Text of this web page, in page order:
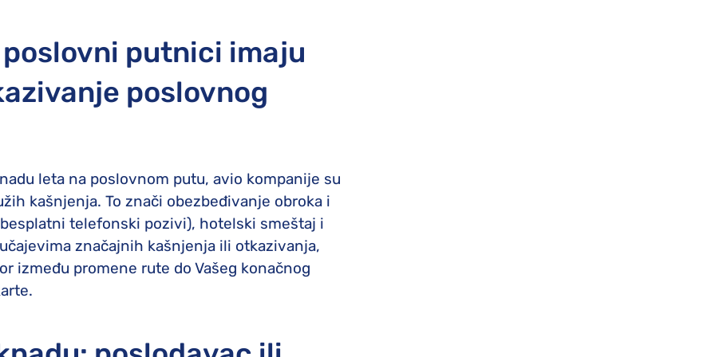
putnici imaju
poslovnog
leta na poslovnom putu, avio kompanije su
kašnjenja. To znači obezbeđivanje obroka i
telefonski pozivi), hotelski smeštaj i
značajnih kašnjenja ili otkazivanja,
između promene rute do Vašeg konačnog